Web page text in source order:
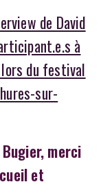
de David
à
du festival
sur-
merci
et